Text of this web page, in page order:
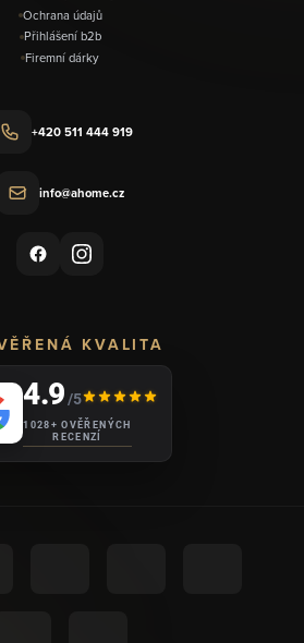
Ochrana údajů
Přihlášení b2b
Firemní dárky
+420 511 444 919
info@ahome.cz
KVALITA
4.9/5
1028+ OVĚŘENÝCH
RECENZÍ